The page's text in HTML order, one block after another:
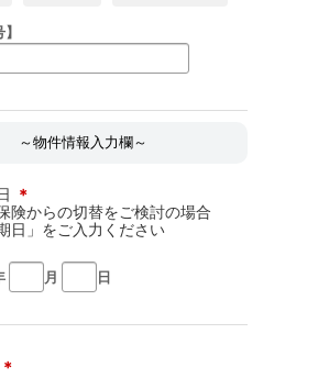
～物件情報入力欄～
＊
険からの切替をご検討の場合
日」をご入力ください
月 日
＊